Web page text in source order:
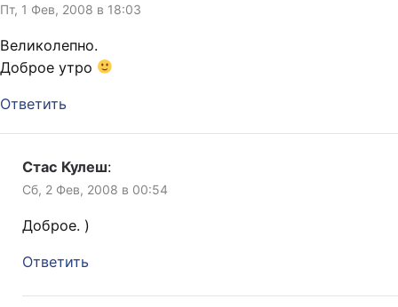
Пт, 1 Фев, 2008 в 18:03
Великолепно.
Доброе утро
Ответить
Стас Кулеш:
Сб, 2 Фев, 2008 в 00:54
Доброе. )
Ответить